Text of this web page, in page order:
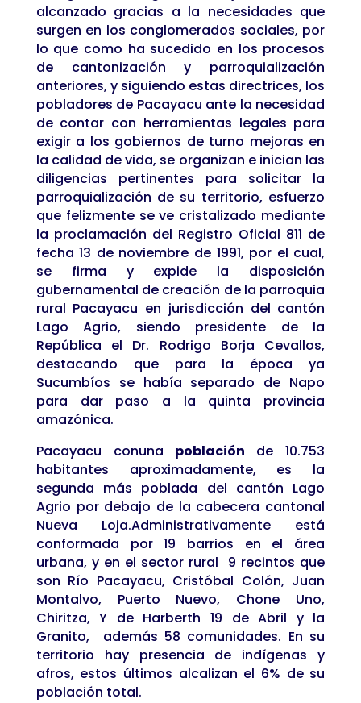
alcanzado gracias a la necesidades que
surgen en los conglomerados sociales, por
lo que como ha sucedido en los procesos
de cantonización y parroquialización
anteriores, y siguiendo estas directrices, los
pobladores de Pacayacu ante la necesidad
de contar con herramientas legales para
exigir a los gobiernos de turno mejoras en
la calidad de vida, se organizan e inician las
diligencias pertinentes para solicitar la
parroquialización de su territorio, esfuerzo
que felizmente se ve cristalizado mediante
la proclamación del Registro Oficial 811 de
fecha 13 de noviembre de 1991, por el cual,
se firma y expide la disposición
gubernamental de creación de la parroquia
rural Pacayacu en jurisdicción del cantón
Lago Agrio, siendo presidente de la
República el Dr. Rodrigo Borja Cevallos,
destacando que para la época ya
Sucumbíos se había separado de Napo
para dar paso a la quinta provincia
amazónica.
Pacayacu conuna
población
de 10.753
habitantes aproximadamente, es la
segunda más poblada del cantón Lago
Agrio por debajo de la cabecera cantonal
Nueva Loja.Administrativamente está
conformada por 19 barrios en el área
urbana, y en el sector rural 9 recintos que
son Río Pacayacu, Cristóbal Colón, Juan
Montalvo, Puerto Nuevo, Chone Uno,
Chiritza, Y de Harberth 19 de Abril y la
Granito, además 58 comunidades. En su
territorio hay presencia de indígenas y
afros, estos últimos alcalizan el 6% de su
población total.